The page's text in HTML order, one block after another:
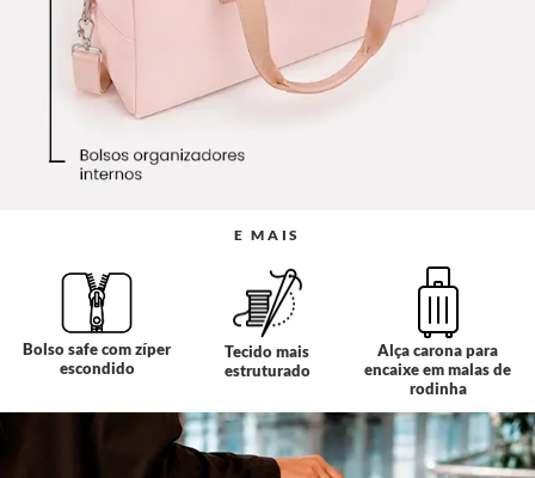
E MAIS
Bolso safe com zíper
escondido
Tecido mais
estruturado
Alça carona para
encaixe em malas de
rodinha